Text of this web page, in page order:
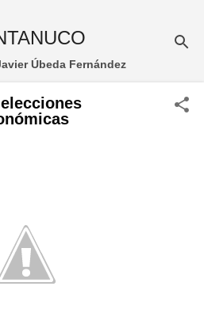
Úbeda Fernández